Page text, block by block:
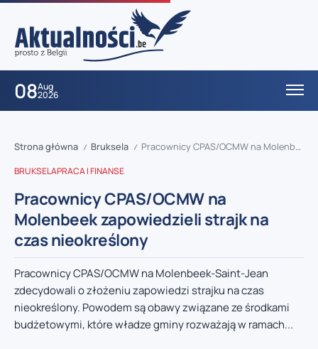
08Aug
2026
Strona główna / Bruksela / Pracownicy CPAS/OCMW na Molenbeek zapowiedzieli strajk na czas nieokreślony
BRUKSELAPRACA I FINANSE
Pracownicy CPAS/OCMW na
Molenbeek zapowiedzieli strajk na
czas nieokreślony
Pracownicy CPAS/OCMW na Molenbeek-Saint-Jean
zdecydowali o złożeniu zapowiedzi strajku na czas
nieokreślony. Powodem są obawy związane ze środkami
budżetowymi, które władze gminy rozważają w ramach...